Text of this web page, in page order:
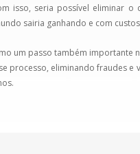
isso, seria possível eliminar
sairia ganhando e com
um passo também importante
processo, eliminando fraudes